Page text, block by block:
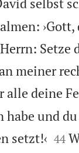
›Gott,
Setze
meiner
alle deine
habe und
setzt!‹ 

44